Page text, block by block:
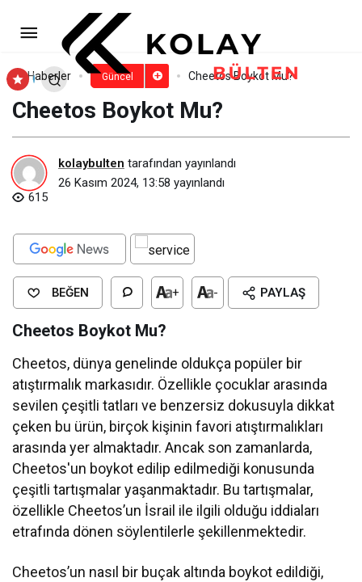
Haberler Güncel Cheetos Boykot Mu?
Cheetos Boykot Mu?
kolaybulten tarafından yayınlandı
26 Kasım 2024, 13:58 yayınlandı
615
BEĞEN + - PAYLAŞ
Cheetos Boykot Mu?
Cheetos, dünya genelinde oldukça popüler bir
atıştırmalık markasıdır. Özellikle çocuklar arasında
sevilen çeşitli tatları ve benzersiz dokusuyla dikkat
çeken bu ürün, birçok kişinin favori atıştırmalıkları
arasında yer almaktadır. Ancak son zamanlarda,
Cheetos'un boykot edilip edilmediği konusunda
çeşitli tartışmalar yaşanmaktadır. Bu tartışmalar,
özellikle Cheetos’un İsrail ile ilgili olduğu iddiaları
etrafında dönen söylentilerle şekillenmektedir.
Cheetos’un nasıl bir buçak altında boykot edildiği,
Volvo Boykot Mu?
Yorum Yap Paylaş